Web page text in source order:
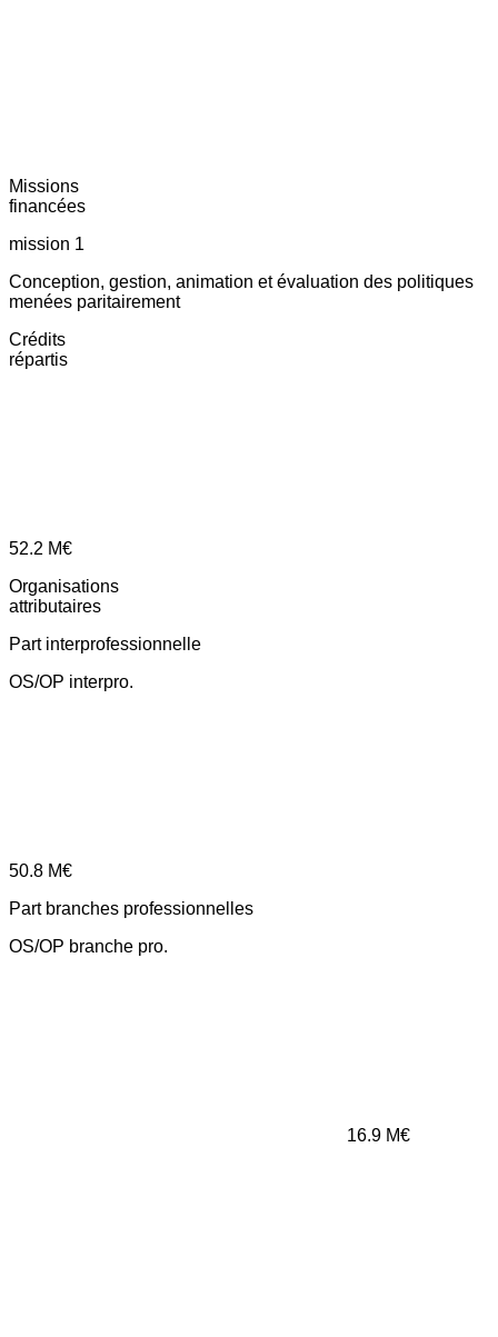
Missions
financées
mission 1
Conception, gestion, animation et évaluation des politiques
menées paritairement
Crédits
répartis
52.2 M€
Organisations
attributaires
Part interprofessionnelle
OS/OP interpro.
50.8 M€
Part branches professionnelles
OS/OP branche pro.
16.9 M€